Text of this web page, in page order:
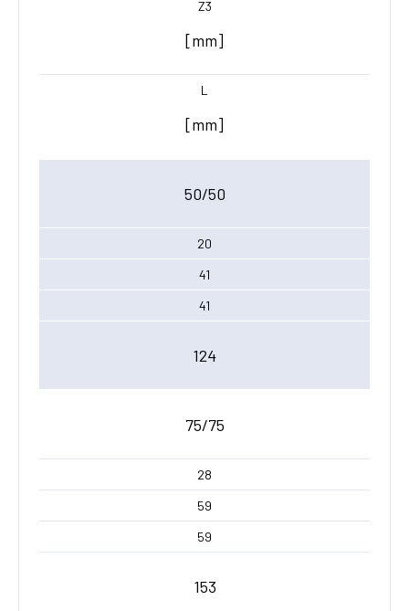
Z3
[mm]
L
[mm]
50/50
20
41
41
124
75/75
28
59
59
153